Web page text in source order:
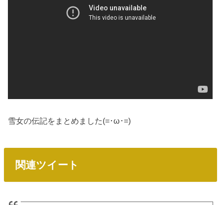
雪女の伝記をまとめました(=･ω･=)
関連ツイート